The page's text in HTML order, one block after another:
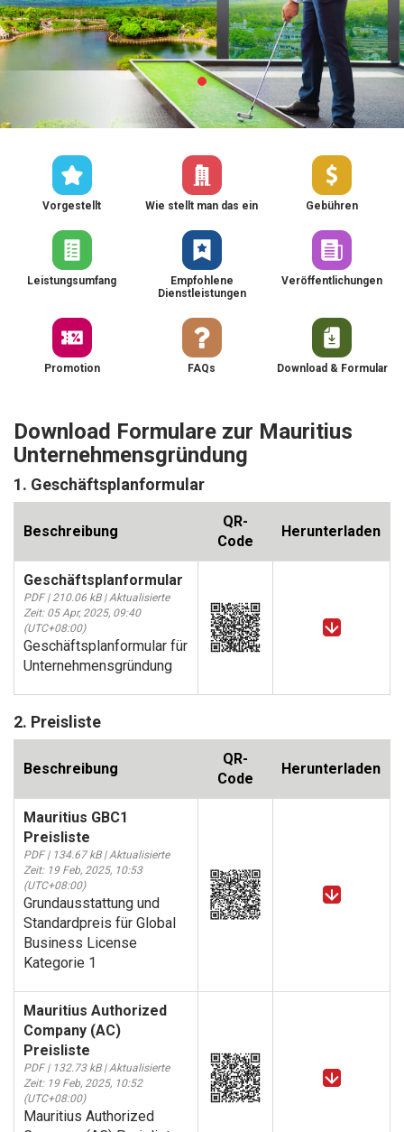
Vorgestellt Wie stellt man das ein Gebühren
Leistungsumfang
Empfohlene
Dienstleistungen
Veröffentlichungen
Promotion FAQs Download & Formular
Download Formulare zur Mauritius
Unternehmensgründung
1. Geschäftsplanformular
Beschreibung
QR-
Code
Herunterladen
Geschäftsplanformular
PDF | 210.06 kB | Aktualisierte
Zeit: 05 Apr, 2025, 09:40
(UTC+08:00)
Geschäftsplanformular für
Unternehmensgründung
2. Preisliste
Beschreibung
QR-
Code
Herunterladen
Mauritius GBC1
Preisliste
PDF | 134.67 kB | Aktualisierte
Zeit: 19 Feb, 2025, 10:53
(UTC+08:00)
Grundausstattung und
Standardpreis für Global
Business License
Kategorie 1
Mauritius Authorized
Company (AC)
Preisliste
PDF | 132.73 kB | Aktualisierte
Zeit: 19 Feb, 2025, 10:52
(UTC+08:00)
Mauritius Authorized